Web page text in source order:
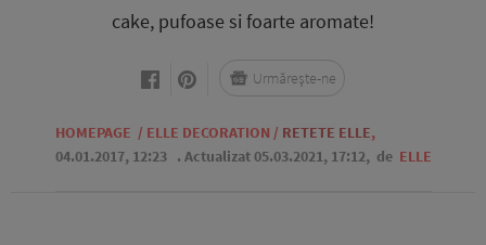
cake, pufoase si foarte aromate!
HOMEPAGE / ELLE DECORATION / RETETE ELLE,
04.01.2017, 12:23 . Actualizat 05.03.2021, 17:12, de ELLE
Urmărește-ne